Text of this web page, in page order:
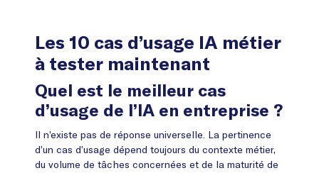
Les 10 cas d’usage IA métier
à tester maintenant
Quel est le meilleur cas
d’usage de l’IA en entreprise ?
Il n’existe pas de réponse universelle. La pertinence
d’un cas d’usage dépend toujours du contexte métier,
du volume de tâches concernées et de la maturité de